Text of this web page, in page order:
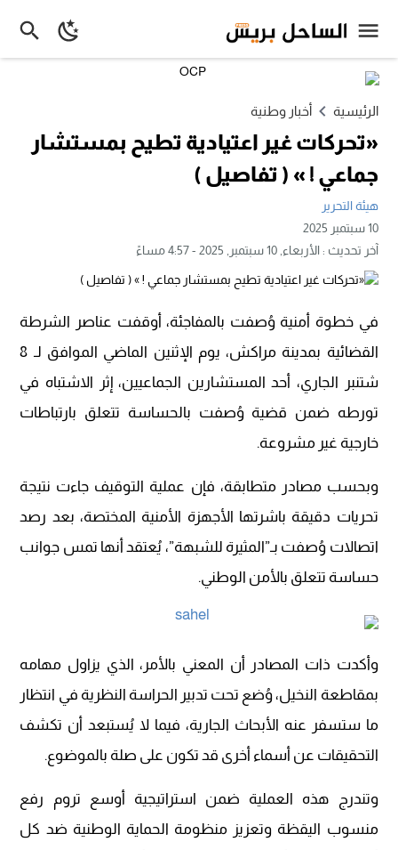
الرئيسية أخبار وطنية
«تحركات غير اعتيادية تطيح بمستشار
جماعي ! » ( تفاصيل )
هيئة التحرير
10 سبتمبر 2025
آخر تحديث :الأربعاء, 10 سبتمبر, 2025 - 4:57 مساءً
في خطوة أمنية وُصفت بالمفاجئة، أوقفت عناصر الشرطة
القضائية بمدينة مراكش، يوم الإثنين الماضي الموافق لـ 8
شتنبر الجاري، أحد المستشارين الجماعيين، إثر الاشتباه في
تورطه ضمن قضية وُصفت بالحساسة تتعلق بارتباطات
خارجية غير مشروعة.
وبحسب مصادر متطابقة، فإن عملية التوقيف جاءت نتيجة
تحريات دقيقة باشرتها الأجهزة الأمنية المختصة، بعد رصد
اتصالات وُصفت بـ”المثيرة للشبهة”، يُعتقد أنها تمس جوانب
حساسة تتعلق بالأمن الوطني.
وأكدت ذات المصادر أن المعني بالأمر، الذي يزاول مهامه
بمقاطعة النخيل، وُضع تحت تدبير الحراسة النظرية في انتظار
ما ستسفر عنه الأبحاث الجارية، فيما لا يُستبعد أن تكشف
التحقيقات عن أسماء أخرى قد تكون على صلة بالموضوع.
وتندرج هذه العملية ضمن استراتيجية أوسع تروم رفع
منسوب اليقظة وتعزيز منظومة الحماية الوطنية ضد كل